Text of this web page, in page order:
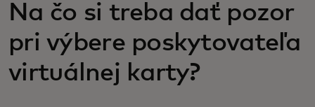
Na čo si treba dať pozor
pri výbere poskytovateľa
virtuálnej karty?